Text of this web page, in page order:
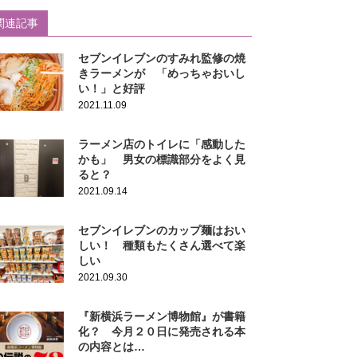
連記事
セブンイレブンのすみれ監修の焼
きラーメンが 「めっちゃおいし
い！」と好評
2021.11.09
ラーメン店のトイレに「感動した
かも」 男女の標識部分をよく見
ると？
2021.09.14
セブンイレブンのカップ麺はおい
しい！ 種類もたくさん選べて楽
しい
2021.09.30
『新横浜ラーメン博物館』が書籍
化？ 今月２０日に発売される本
の内容とは…